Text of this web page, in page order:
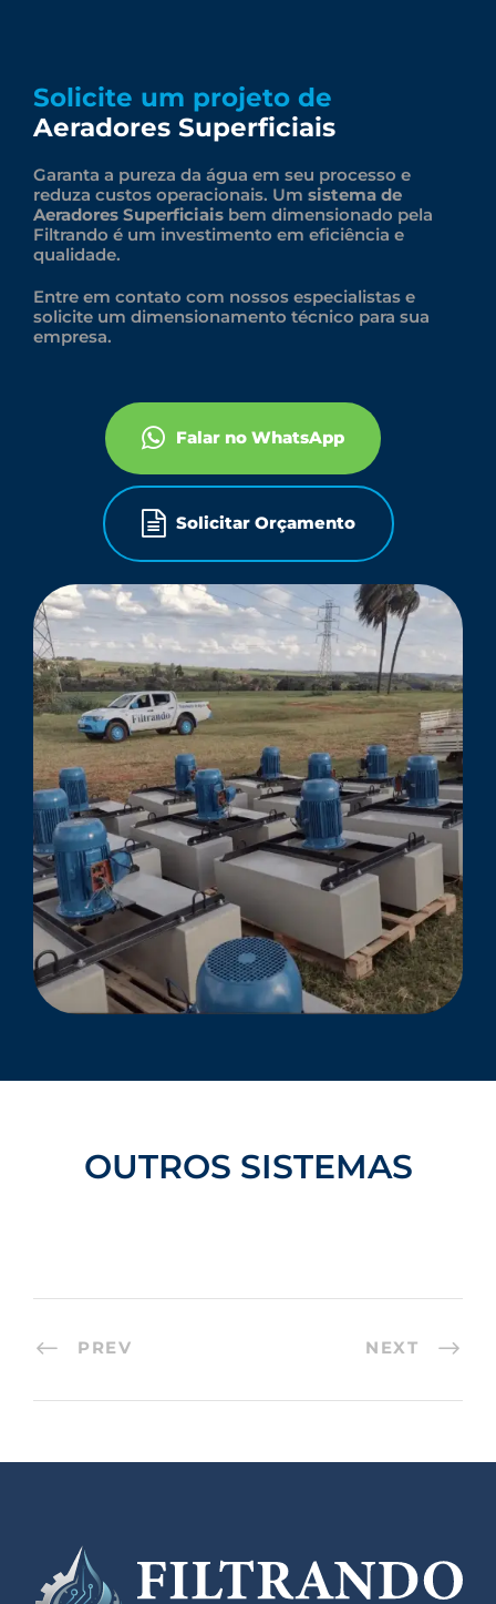
Solicite um projeto de
Aeradores Superficiais
Garanta a pureza da água em seu processo e
reduza custos operacionais. Um sistema de
Aeradores Superficiais bem dimensionado pela
Filtrando é um investimento em eficiência e
qualidade.
Entre em contato com nossos especialistas e
solicite um dimensionamento técnico para sua
empresa.
Falar no WhatsApp
Solicitar Orçamento
OUTROS SISTEMAS
PREV NEXT